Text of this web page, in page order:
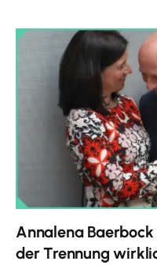
Annalena Baerbock
der Trennung